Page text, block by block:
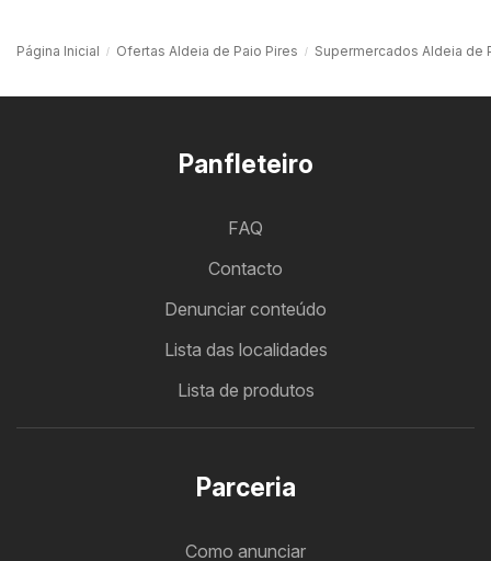
Página Inicial Ofertas Aldeia de Paio Pires Supermercados Aldeia de
Panfleteiro
FAQ
Contacto
Denunciar conteúdo
Lista das localidades
Lista de produtos
Parceria
Como anunciar